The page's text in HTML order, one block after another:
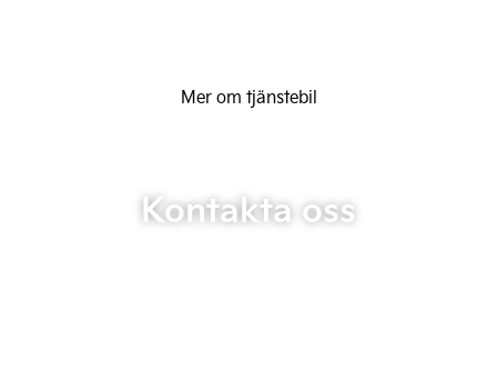
Mer om tjänstebil
Kontakta oss